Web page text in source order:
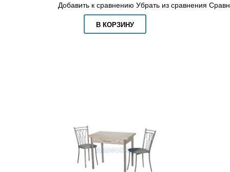
Добавить к сравнению Убрать из сравнения
В КОРЗИНУ